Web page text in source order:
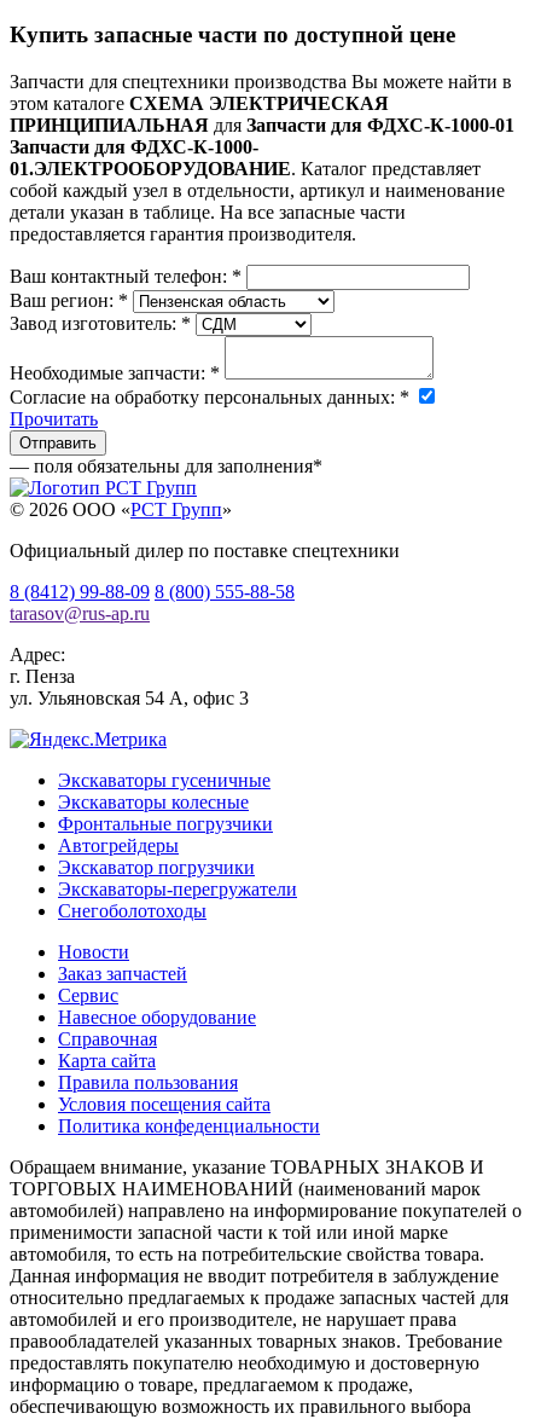
Купить запасные части по доступной цене
Запчасти для спецтехники производства Вы можете найти в
этом каталоге СХЕМА ЭЛЕКТРИЧЕСКАЯ
ПРИНЦИПИАЛЬНАЯ для Запчасти для ФДХС-К-1000-01
Запчасти для ФДХС-К-1000-
01.ЭЛЕКТРООБОРУДОВАНИЕ. Каталог представляет
собой каждый узел в отдельности, артикул и наименование
детали указан в таблице. На все запасные части
предоставляется гарантия производителя.
Ваш контактный телефон: *
Ваш регион: *
Завод изготовитель: *
Необходимые запчасти: *
Согласие на обработку персональных данных: *
Прочитать
— поля обязательны для заполнения*
© 2026 OOO «РСТ Групп»
Официальный дилер по поставке спецтехники
8 (8412) 99-88-09 8 (800) 555-88-58
tarasov@rus-ap.ru
Адрес:
г. Пенза
ул. Ульяновская 54 А, офис 3
Экскаваторы гусеничные
Экскаваторы колесные
Фронтальные погрузчики
Автогрейдеры
Экскаватор погрузчики
Экскаваторы-перегружатели
Снегоболотоходы
Новости
Заказ запчастей
Сервис
Навесное оборудование
Справочная
Карта сайта
Правила пользования
Условия посещения сайта
Политика конфеденциальности
Обращаем внимание, указание ТОВАРНЫХ ЗНАКОВ И
ТОРГОВЫХ НАИМЕНОВАНИЙ (наименований марок
автомобилей) направлено на информирование покупателей о
применимости запасной части к той или иной марке
автомобиля, то есть на потребительские свойства товара.
Данная информация не вводит потребителя в заблуждение
относительно предлагаемых к продаже запасных частей для
автомобилей и его производителе, не нарушает права
правообладателей указанных товарных знаков. Требование
предоставлять покупателю необходимую и достоверную
информацию о товаре, предлагаемом к продаже,
обеспечивающую возможность их правильного выбора